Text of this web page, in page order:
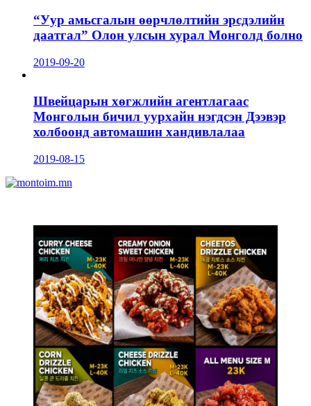
“Уур амьсгалын өөрчлөлтийн эрсдэлийн
даатгал” Олон улсын хурал Монголд болно
2019-09-20
Швейцарын хөгжлийн агентлагаас
Монголын бичил уурхайн нэгдсэн Дээвэр
холбоонд автомашин хандивлалаа
2019-08-15